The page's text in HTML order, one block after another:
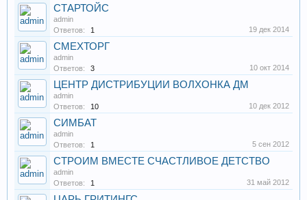
СТАРТОЙС
admin
Ответов:
1 19 дек 2014
СМЕХТОРГ
admin
Ответов:
3 10 окт 2014
ЦЕНТР ДИСТРИБУЦИИ ВОЛХОНКА ДМ
admin
Ответов:
10 10 дек 2012
СИМБАТ
admin
Ответов:
1 5 сен 2012
СТРОИМ ВМЕСТЕ СЧАСТЛИВОЕ ДЕТСТВО
admin
Ответов:
1 31 май 2012